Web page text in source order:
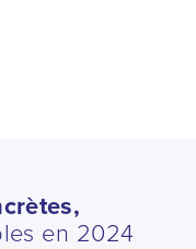
en 2024